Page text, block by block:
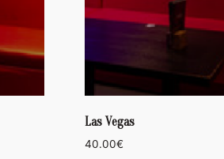
Las Vegas
40.00€